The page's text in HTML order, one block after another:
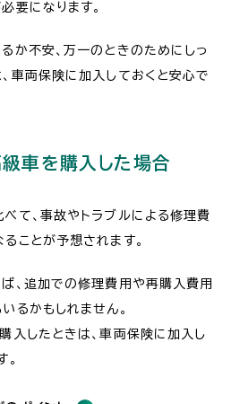
要になります。
か不安、万一のときのためにしっ
車両保険に加入しておくと安心で
車を購入した場合
て、事故やトラブルによる修理費
ことが予想されます。
、追加での修理費用や再購入費用
るかもしれません。
入したときは、車両保険に加入し
。